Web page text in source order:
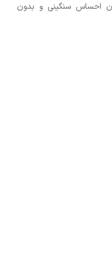
احساس سنگینی و بدون